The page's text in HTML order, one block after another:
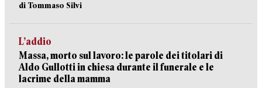
di Tommaso Silvi
L’addio
Massa, morto sul lavoro: le parole dei titolari di
Aldo Gullotti in chiesa durante il funerale e le
lacrime della mamma